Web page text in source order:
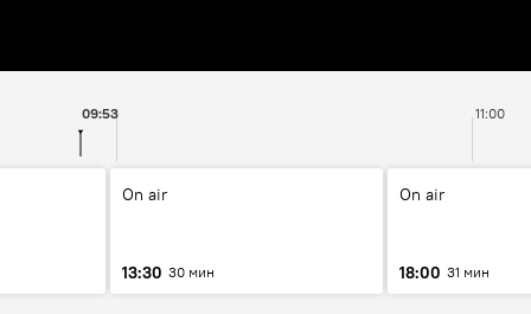
11:00
09:53
On air
13:30 30 мин
On air
18:00 31 мин